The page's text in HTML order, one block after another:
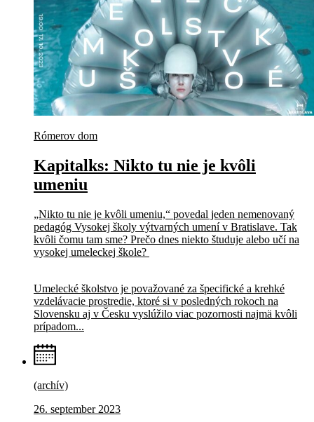
Rómerov dom
Kapitalks: Nikto tu nie je kvôli
umeniu
„Nikto tu nie je kvôli umeniu,“ povedal jeden nemenovaný
pedagóg Vysokej školy výtvarných umení v Bratislave. Tak
kvôli čomu tam sme? Prečo dnes niekto študuje alebo učí na
vysokej umeleckej škole?
Umelecké školstvo je považované za špecifické a krehké
vzdelávacie prostredie, ktoré si v posledných rokoch na
Slovensku aj v Česku vyslúžilo viac pozornosti najmä kvôli
prípadom...
(archív)
26. september 2023